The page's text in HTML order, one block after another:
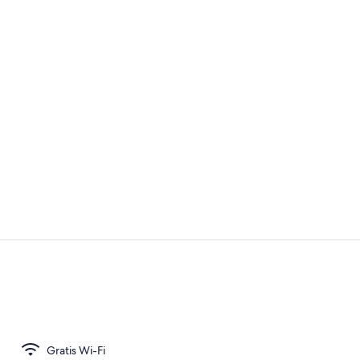
Gratis Wi-Fi